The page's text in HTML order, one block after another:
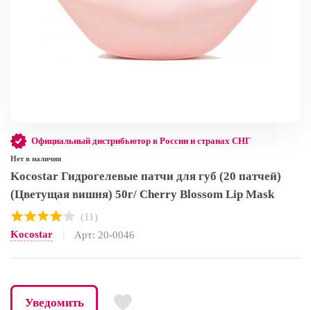
Официальный дистрибьютор в России и странах СНГ
Нет в наличии
Kocostar Гидрогелевые патчи для губ (20 патчей)
(Цветущая вишня) 50г/ Cherry Blossom Lip Mask
(11)
Kocostar
Арт: 20-0046
Уведомить